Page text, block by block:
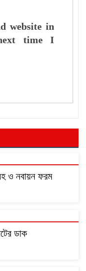
website in
time I
ও নবায়ন ফরম
ডাক